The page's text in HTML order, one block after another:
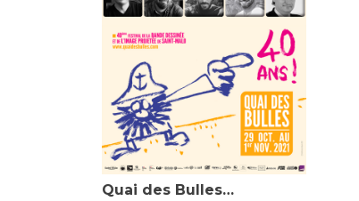
Quai des Bulles…